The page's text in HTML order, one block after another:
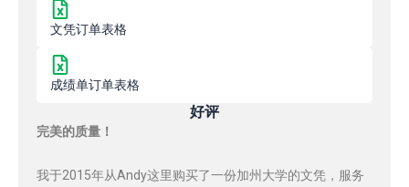
文凭订单表格
成绩单订单表格
好评
完美的质量！
我于2015年从Andy这里购买了一份加州大学的文凭，服务